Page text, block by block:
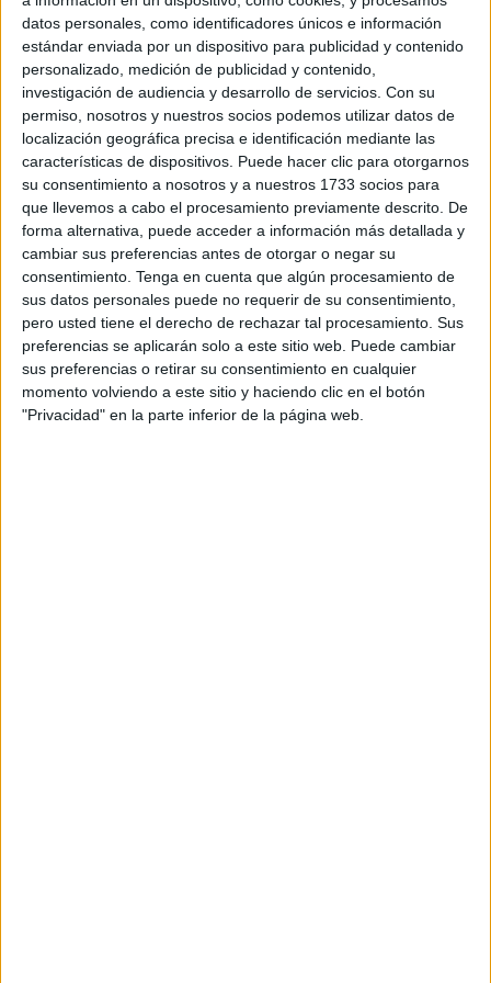
datos personales, como identificadores únicos e información
estándar enviada por un dispositivo para publicidad y contenido
personalizado, medición de publicidad y contenido,
investigación de audiencia y desarrollo de servicios. Con su
permiso, nosotros y nuestros socios podemos utilizar datos de
localización geográfica precisa e identificación mediante las
características de dispositivos. Puede hacer clic para otorgarnos
su consentimiento a nosotros y a nuestros 1733 socios para
que llevemos a cabo el procesamiento previamente descrito. De
forma alternativa, puede acceder a información más detallada y
cambiar sus preferencias antes de otorgar o negar su
consentimiento. Tenga en cuenta que algún procesamiento de
sus datos personales puede no requerir de su consentimiento,
pero usted tiene el derecho de rechazar tal procesamiento. Sus
preferencias se aplicarán solo a este sitio web. Puede cambiar
sus preferencias o retirar su consentimiento en cualquier
momento volviendo a este sitio y haciendo clic en el botón
"Privacidad" en la parte inferior de la página web.
brillo en los ojos, con la determinación de aceptar que en
política se está para servir no para servirse”.
Tras darse un baño de masas en elMuralla, el líder
nacional ha agradecido a Vivas que haya dedicado su
vida profesional y personal “a esta tierra” y que esté
dispuesto a “seguir”, dispuesto “a marcar el gol, me da
igual que sea de penalti, que pegue en el larguero, lo
importante es que entre”.